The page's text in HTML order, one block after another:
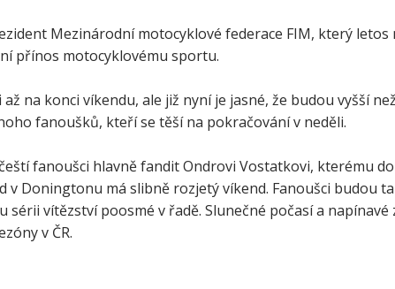
Mezinárodní motocyklové federace FIM, který letos
přínos motocyklovému sportu.
na konci víkendu, ale již nyní je jasné, že budou vyšší
fanoušků, kteří se těší na pokračování v neděli.
fanoušci hlavně fandit Ondrovi Vostatkovi, kterému
Doningtonu má slibně rozjetý víkend. Fanoušci budou
vítězství poosmé v řadě. Slunečné počasí a napínavé
v ČR.